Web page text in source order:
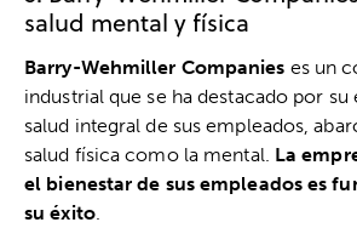
salud mental y física
Barry-Wehmiller Companies es un
industrial que se ha destacado por su
salud integral de sus empleados,
salud física como la mental. La
el bienestar de sus empleados es
su éxito.